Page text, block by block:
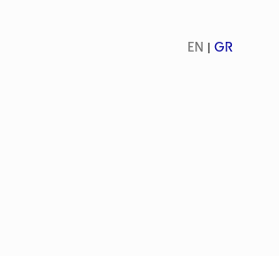
EN GR